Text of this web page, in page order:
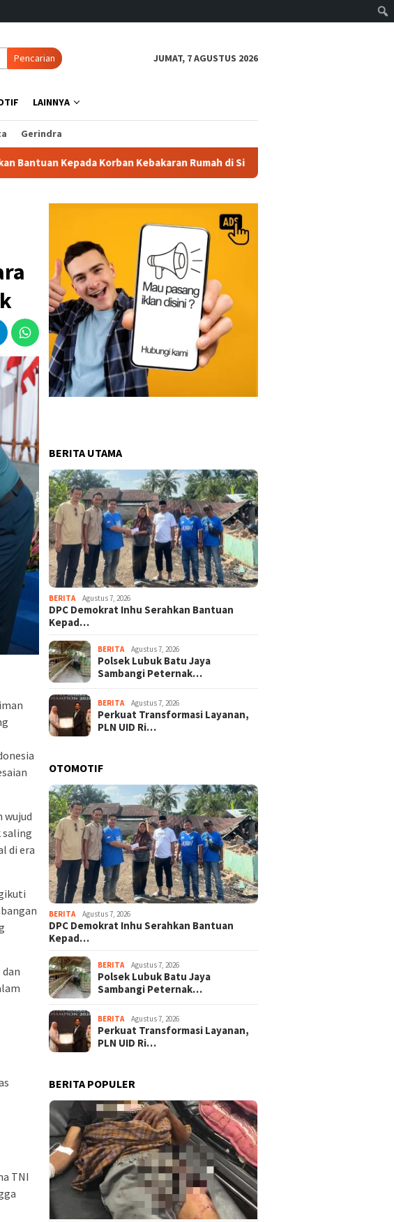
Pencarian JUMAT, 7 AGUSTUS 2026
LAINNYA
Gerindra
Korban Kebakaran Rumah di Sidomulyo Polsek Lubuk Batu Jaya
wujud
saling
di era
TNI
BERITA UTAMA
BERITA Agustus 7, 2026
DPC Demokrat Inhu Serahkan Bantuan
Kepad…
BERITA Agustus 7, 2026
Polsek Lubuk Batu Jaya
Sambangi Peternak…
BERITA Agustus 7, 2026
Perkuat Transformasi Layanan,
PLN UID Ri…
OTOMOTIF
BERITA Agustus 7, 2026
DPC Demokrat Inhu Serahkan Bantuan
Kepad…
BERITA Agustus 7, 2026
Polsek Lubuk Batu Jaya
Sambangi Peternak…
BERITA Agustus 7, 2026
Perkuat Transformasi Layanan,
PLN UID Ri…
BERITA POPULER